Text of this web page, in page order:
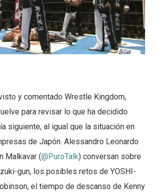
y comentado Wrestle Kingdom,
para revisar lo que ha decidido
siguiente, al igual que la situación en
de Japón. Alessandro Leonardo
Malkavar (@PuroTalk) conversan sobre
gun, los posibles retos de YOSHI-
el tiempo de descanso de Kenny